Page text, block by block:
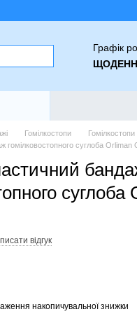
Графік
Гомілкостопи
гомілковостопного суглоба Orliman
відгук
накопичувальної знижки